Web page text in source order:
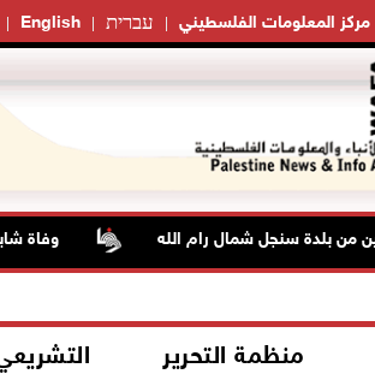
English עברית مركز المعلومات الفلسطيني
شمال رام الله وفاة شابة متأثرة
منظمة التحرير